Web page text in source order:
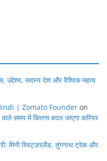
उद्देश्य, सदस्य देश और वैश्विक महत्व
| Zomato Founder on
समय में कितना बदल जाएगा करियर
मिनी स्विट्ज़रलैंड, तुंगनाथ ट्रेक और